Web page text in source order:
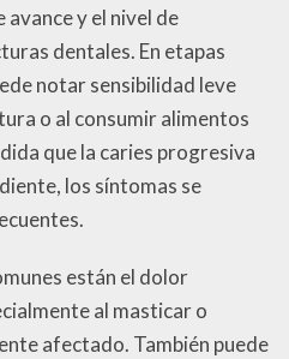
y el nivel de
dentales. En etapas
notar sensibilidad leve
o al consumir alimentos
que la caries progresiva
los síntomas se
están el dolor
al masticar o
afectado. También puede